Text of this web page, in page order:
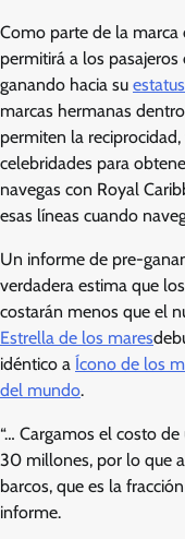
Como parte de la marca
permitirá a los
ganando hacia su
marcas hermanas
permiten la
celebridades para
navegas con Royal
esas líneas cuando
Un informe de pre-
verdadera estima que
costarán menos que el
Estrella de los mares
idéntico a Ícono de los
del mundo.
“… Cargamos el costo
30 millones, por lo que
barcos, que es la
informe.